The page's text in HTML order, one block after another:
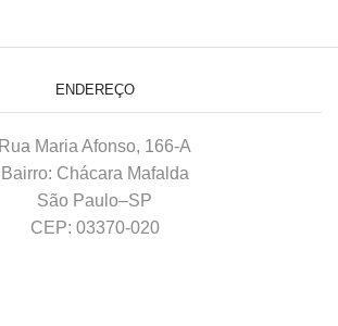
ENDEREÇO
Rua Maria Afonso, 166-A
Bairro: Chácara Mafalda
São Paulo–SP
CEP: 03370-020